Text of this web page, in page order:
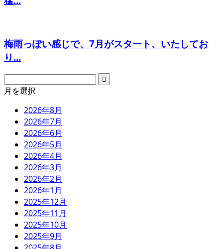
梅雨っぽい感じで、7月がスタート、いたしてお
り...
月を選択
2026年8月
2026年7月
2026年6月
2026年5月
2026年4月
2026年3月
2026年2月
2026年1月
2025年12月
2025年11月
2025年10月
2025年9月